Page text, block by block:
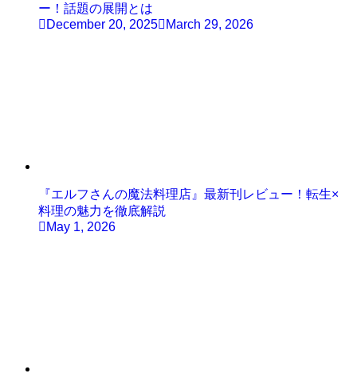
ー！話題の展開とは
December 20, 2025
March 29, 2026
『エルフさんの魔法料理店』最新刊レビュー！転生×
料理の魅力を徹底解説
May 1, 2026